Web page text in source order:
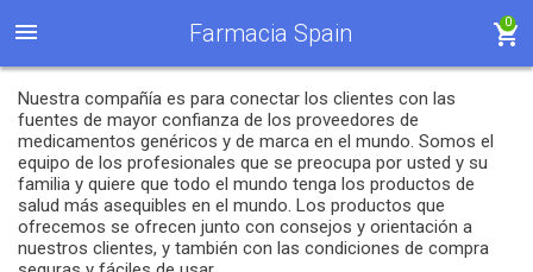
Farmacia Spain 0
Nuestra compañía es para conectar los clientes con las
fuentes de mayor confianza de los proveedores de
medicamentos genéricos y de marca en el mundo. Somos el
equipo de los profesionales que se preocupa por usted y su
familia y quiere que todo el mundo tenga los productos de
salud más asequibles en el mundo. Los productos que
ofrecemos se ofrecen junto con consejos y orientación a
nuestros clientes, y también con las condiciones de compra